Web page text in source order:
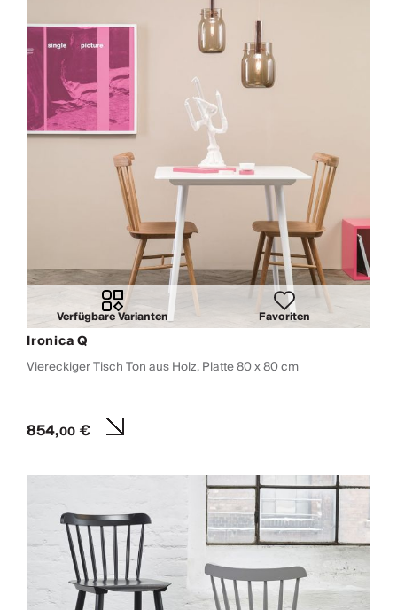
Verfügbare Varianten Favoriten
Ironica Q
Viereckiger Tisch Ton aus Holz, Platte 80 x 80 cm
854,00€